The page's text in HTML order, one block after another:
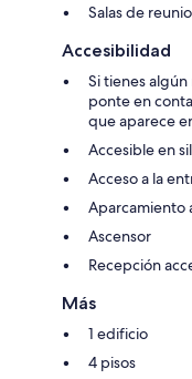
Salas de
Accesibilidad
Si tienes
ponte en
que aparece
Accesible en
Acceso a la
Aparcamiento
Ascensor
Recepción
Más
1 edificio
4 pisos